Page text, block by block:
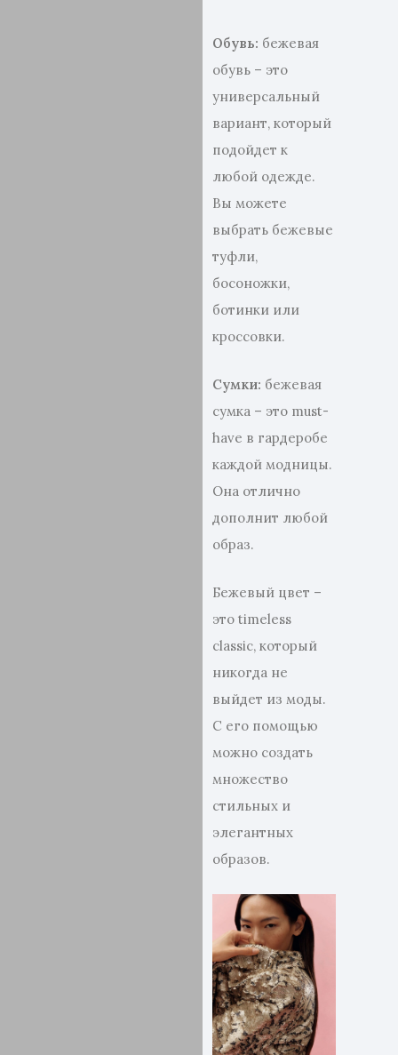
Обувь: бежевая
обувь – это
универсальный
вариант, который
подойдет к
любой одежде.
Вы можете
выбрать бежевые
туфли,
босоножки,
ботинки или
кроссовки.
Сумки: бежевая
сумка – это must-
have в гардеробе
каждой модницы.
Она отлично
дополнит любой
образ.
Бежевый цвет –
это timeless
classic, который
никогда не
выйдет из моды.
С его помощью
можно создать
множество
стильных и
элегантных
образов.